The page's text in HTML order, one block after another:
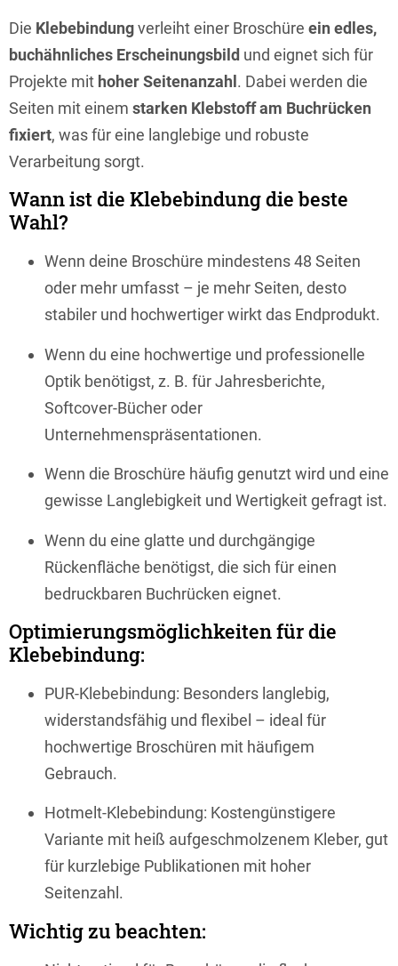
Die Klebebindungverleiht einer Broschüre ein edles,
buchähnliches Erscheinungsbild und eignet sich für
Projekte mit hoher Seitenanzahl . Dabei werden die
Seiten mit einem starken Klebstoff am Buchrücken
fixiert, was für eine langlebige und robuste
Verarbeitung sorgt.
Wann ist die Klebebindung die beste
Wahl?
Wenn deine Broschüre mindestens 48 Seiten
oder mehr umfasst – je mehr Seiten, desto
stabiler und hochwertiger wirkt das Endprodukt.
Wenn du eine hochwertige und professionelle
Optik benötigst, z. B. für Jahresberichte,
Softcover-Bücher oder
Unternehmenspräsentationen.
Wenn die Broschüre häufig genutzt wird und eine
gewisse Langlebigkeit und Wertigkeit gefragt ist.
Wenn du eine glatte und durchgängige
Rückenfläche benötigst, die sich für einen
bedruckbaren Buchrücken eignet.
Optimierungsmöglichkeiten für die
Klebebindung:
PUR-Klebebindung: Besonders langlebig,
widerstandsfähig und flexibel – ideal für
hochwertige Broschüren mit häufigem
Gebrauch.
Hotmelt-Klebebindung: Kostengünstigere
Variante mit heiß aufgeschmolzenem Kleber, gut
für kurzlebige Publikationen mit hoher
Seitenzahl.
Wichtig zu beachten: